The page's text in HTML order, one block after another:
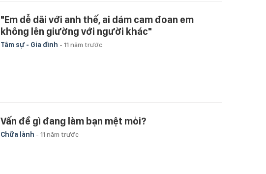
"Em dễ dãi với anh thế, ai dám cam đoan em
không lên giường với người khác"
Tâm sự - Gia đình - 11 năm trước
Vấn đề gì đang làm bạn mệt mỏi?
Chữa lành - 11 năm trước